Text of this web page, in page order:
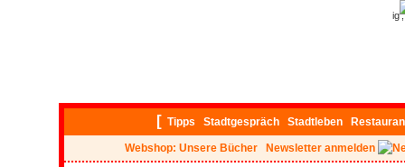
[ Tipps Stadtgespräch Stadtleben
Webshop: Unsere Bücher Newsletter anmelden